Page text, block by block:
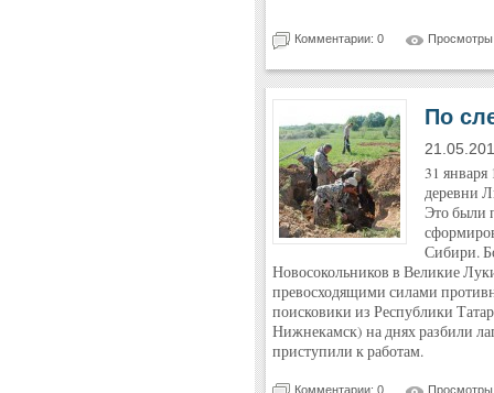
Комментарии: 0
По
31 января
деревни
Это были
Сибири.
Новосокольников в Великие
превосходящими силами
поисковики из Республики
Нижнекамск) на днях разбили
приступили к работам.
Комментарии: 0